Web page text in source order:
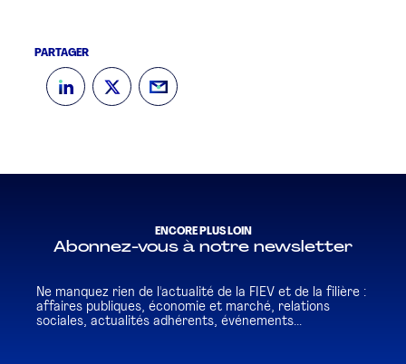
PARTAGER
ENCORE PLUS LOIN
Abonnez-vous à notre newsletter
Ne manquez rien de l'actualité de la FIEV et de la filière :
affaires publiques, économie et marché, relations
sociales, actualités adhérents, événements...